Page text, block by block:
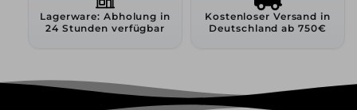
Lagerware: Abholung in
24 Stunden verfügbar
Kostenloser Versand in
Deutschland ab 750€